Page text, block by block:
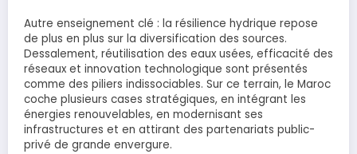
Autre enseignement clé : la résilience hydrique repose
de plus en plus sur la diversification des sources.
Dessalement, réutilisation des eaux usées, efficacité des
réseaux et innovation technologique sont présentés
comme des piliers indissociables. Sur ce terrain, le Maroc
coche plusieurs cases stratégiques, en intégrant les
énergies renouvelables, en modernisant ses
infrastructures et en attirant des partenariats public-
privé de grande envergure.